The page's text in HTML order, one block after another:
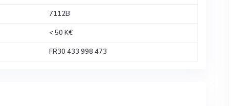
7112B
< 50 K€
FR30 433 998 473